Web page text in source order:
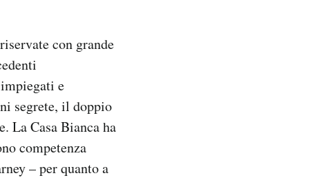
con grande
e
segrete, il doppio
La Casa Bianca ha
competenza
– per quanto a